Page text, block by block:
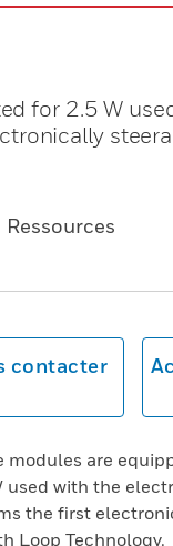
for 2.5 W
Ressources
contacter
modules are
used with the
the first
Loop Technology.